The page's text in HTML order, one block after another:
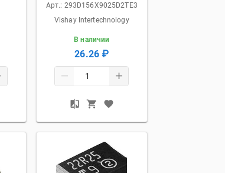
Арт.: 293D156X9025D2TE3
Vishay Intertechnology
В наличии
26.26 ₽